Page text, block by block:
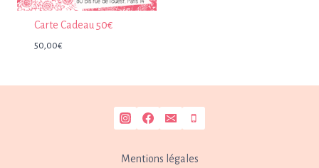
Carte Cadeau 50€
50,00€
Mentions légales